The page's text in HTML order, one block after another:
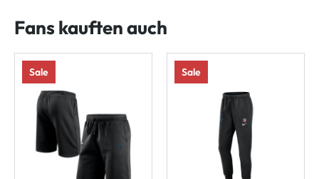
Fans kauften auch
Sale Sale